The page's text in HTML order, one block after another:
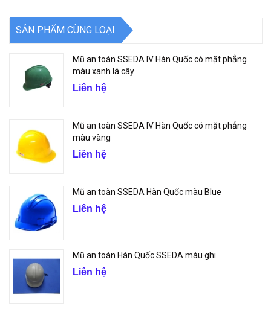
SẢN PHẨM CÙNG LOẠI
Mũ an toàn SSEDA IV Hàn Quốc có mặt phẳng
màu xanh lá cây
Liên hệ
Mũ an toàn SSEDA IV Hàn Quốc có mặt phẳng
màu vàng
Liên hệ
Mũ an toàn SSEDA Hàn Quốc màu Blue
Liên hệ
Mũ an toàn Hàn Quốc SSEDA màu ghi
Liên hệ